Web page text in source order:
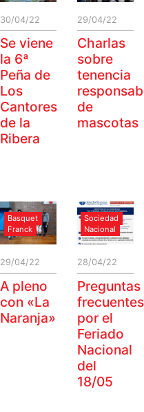
30/04/22
Se viene
la 6ª
Peña de
Los
Cantores
de la
Ribera
29/04/22
Charlas
sobre
tenencia
de
mascotas
Basquet
Franck
29/04/22
A pleno
con «La
Naranja»
Sociedad
Nacional
28/04/22
Preguntas
frecuentes
por el
Feriado
Nacional
del
18/05